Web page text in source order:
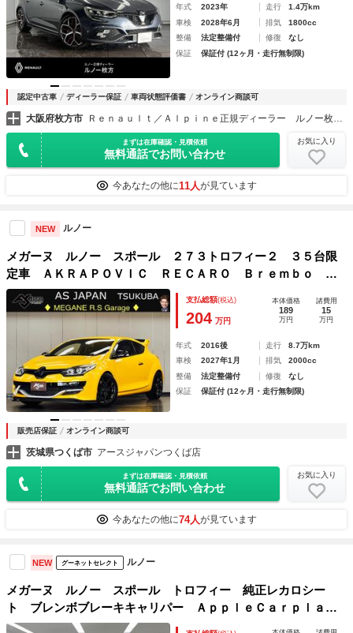
年式 2023年 走行
1.4万km
車検
2028年6月 排気
1800cc
整備
法定整備付 修復
なし
保証
保証付 (12ヶ月・走行無制限)
認定中古車 ディーラー保証 車両状態評価書 オンライン商談可
大阪府枚方市 Ｒｅｎａｕｌｔ／Ａｌｐｉｎｅ正規ディーラー ルノー枚方・アルピーヌポイント枚方
まずは在庫確認・見積依頼
無料通話でお問い合わせ
お気に入り
今あなたの他に11人が見ています
NEW ルノー
メガーヌ ルノー スポール ２７３トロフィー２ ３５台限
定車 ＡＫＲＡＰＯＶＩＣ ＲＥＣＡＲＯ Ｂｒｅｍｂｏ 大
型リアスポ ＯＭＰステアリング ＦｒｏｇＤｒｉｖｅステア
スイッチ Ｃａｒｏｌダウンサス ミラー型前後ドラレコ Ｈ
ＩＤ ＥＴＣ 禁煙車
支払総額(税込)
204 万円
本体価格
189
万円
諸費用
15
万円
年式 2016後 走行
8.7万km
車検
2027年1月 排気
2000cc
整備
法定整備付 修復
なし
保証
保証付 (12ヶ月・走行無制限)
販売店保証 オンライン商談可
茨城県つくば市 アースジャパンつくば店
まずは在庫確認・見積依頼
無料通話でお問い合わせ
お気に入り
今あなたの他に74人が見ています
NEW グーネットセレクト ルノー
メガーヌ ルノー スポール トロフィー 純正レカロシー
ト ブレンボブレーキキャリパー ＡｐｐｌｅＣａｒｐｌａ
ｙ Ｂｌｕｅｔｏｏｔｈ ＬＥＤヘッドライト バックカメ